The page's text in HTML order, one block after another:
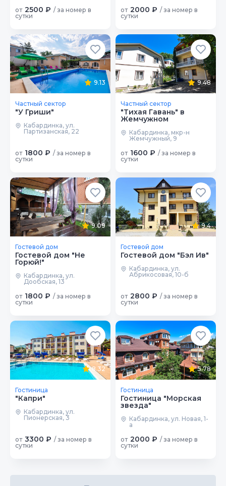
от 2500 ₽ / за номер в
сутки
от 2000 ₽ / за номер в
сутки
9.13
Частный сектор
"У Гриши"
Кабардинка, ул.
Партизанская, 22
от 1800 ₽ / за номер в
сутки
9.48
Частный сектор
"Тихая Гавань" в
Жемчужном
Кабардинка, мкр-н
Жемчужный, 9
от 1600 ₽ / за номер в
сутки
9.09
Гостевой дом
Гостевой дом "Не
Горюй!"
Кабардинка, ул.
Дообская, 13
от 1800 ₽ / за номер в
сутки
9.4
Гостевой дом
Гостевой дом "Бэл Ив"
Кабардинка, ул.
Абрикосовая, 10-б
от 2800 ₽ / за номер в
сутки
8.32
Гостиница
"Капри"
Кабардинка, ул.
Пионерская, 3
от 3300 ₽ / за номер в
сутки
5.78
Гостиница
Гостиница "Морская
звезда"
Кабардинка, ул. Новая, 1-
а
от 2000 ₽ / за номер в
сутки